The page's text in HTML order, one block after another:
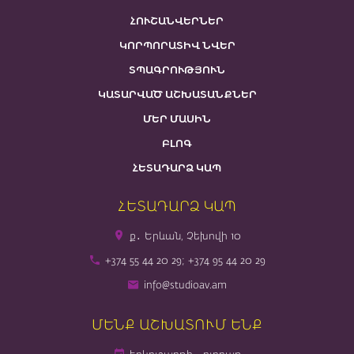
ՀՈՒՇԱՆՎԵՐՆԵՐ
ԿՈՐՊՈՐԱՏԻՎ ՆՎԵՐ
ՏՊԱԳՐՈՒԹՅՈՒՆ
ԿԱՏԱՐՎԱԾ ԱՇԽԱՏԱՆՔՆԵՐ
ՄԵՐ ՄԱՍԻՆ
ԲԼՈԳ
ՀԵՏԱԴԱՐՁ ԿԱՊ
ՀԵՏԱԴԱՐՁ ԿԱՊ
ք․ Երևան, Չեխովի 10
+374 55 44 20 29; +374 95 44 20 29
info@studioav.am
ՄԵՆՔ ԱՇԽԱՏՈՒՄ ԵՆՔ